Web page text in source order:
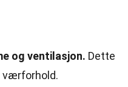
og ventilasjon. Dette
værforhold.